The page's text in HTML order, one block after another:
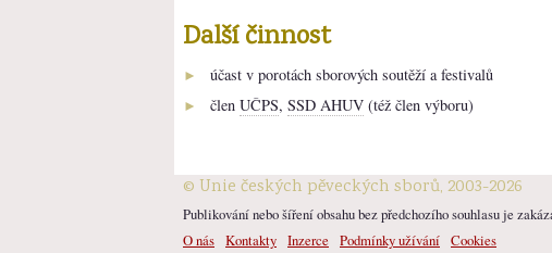
Další činnost
► účast v porotách sborových soutěží a festivalů
► člen UČPS, SSD AHUV (též člen výboru)
© Unie českých pěveckých sborů, 2003-2026
Publikování nebo šíření obsahu bez předchozího souhlasu je
O nás Kontakty Inzerce Podmínky užívání Cookies